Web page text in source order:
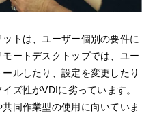
トは、ユーザー個別の要件に
ートデスクトップでは、ユー
ルしたり、設定を変更したり
ズ性がVDIに劣っています。
同作業型の使用に向いていま